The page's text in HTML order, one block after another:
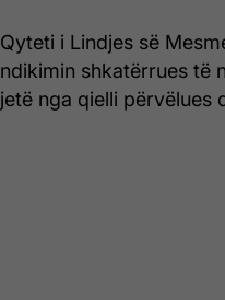
Qyteti i Lindjes së
ndikimin shkatërrues të
jetë nga qielli përvëlues